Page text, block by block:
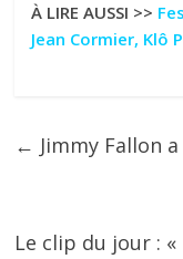
À LIRE AUSSI >>
Jean Cormier, Klô
← Jimmy Fallon
Le clip du jour : «